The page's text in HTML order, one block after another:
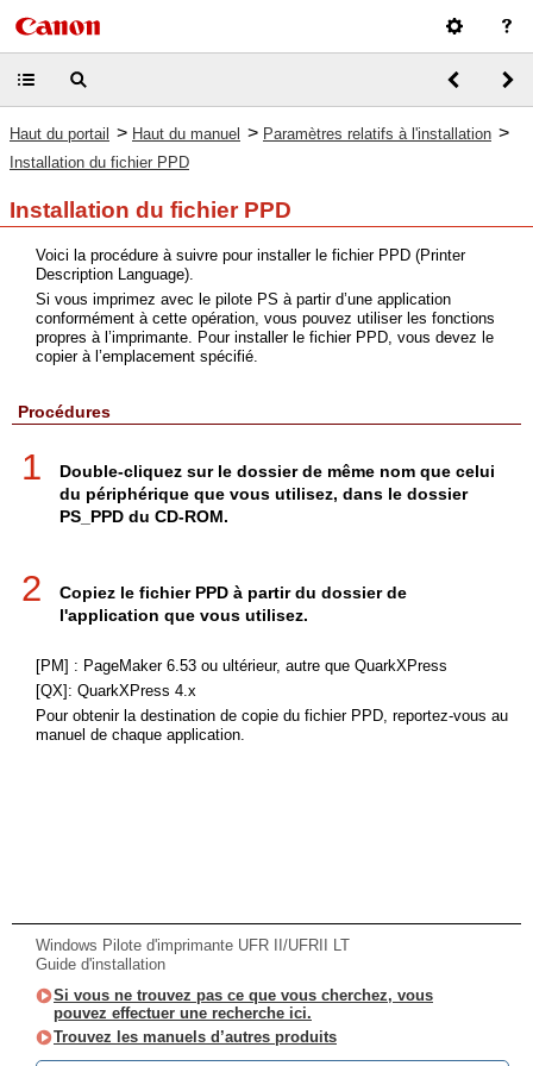
Haut du portail > Haut du manuel > Paramètres relatifs à l'installation >
Installation du fichier PPD
Installation du fichier PPD
Voici la procédure à suivre pour installer le fichier PPD (Printer
Description Language).
Si vous imprimez avec le pilote PS à partir d’une application
conformément à cette opération, vous pouvez utiliser les fonctions
propres à l’imprimante. Pour installer le fichier PPD, vous devez le
copier à l’emplacement spécifié.
Procédures
1
Double-cliquez sur le dossier de même nom que celui
du périphérique que vous utilisez, dans le dossier
PS_PPD du CD-ROM.
2
Copiez le fichier PPD à partir du dossier de
l'application que vous utilisez.
[PM] : PageMaker 6.53 ou ultérieur, autre que QuarkXPress
[QX]: QuarkXPress 4.x
Pour obtenir la destination de copie du fichier PPD, reportez-vous au
manuel de chaque application.
Windows Pilote d'imprimante UFR II/UFRII LT
Guide d'installation
Si vous ne trouvez pas ce que vous cherchez, vous
pouvez effectuer une recherche ici.
Trouvez les manuels d’autres produits